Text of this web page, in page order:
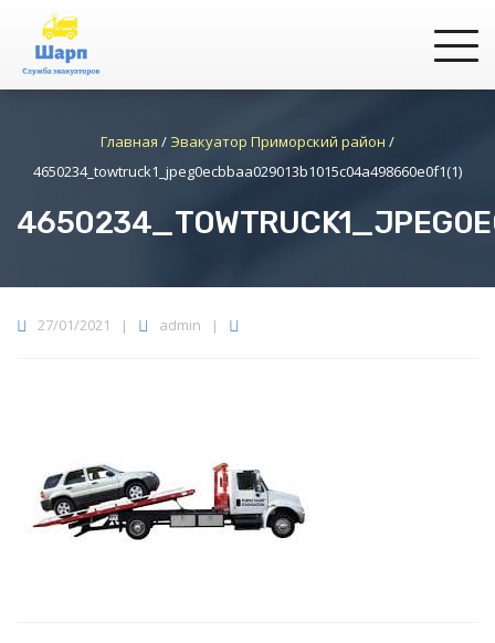
Главная / Эвакуатор Приморский район /
4650234_towtruck1_jpeg0ecbbaa029013b1015c04a498660e0f1(1)
27/01/2021 | admin |